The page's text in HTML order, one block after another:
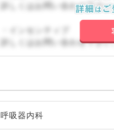
詳しくはお問い合わせ下さ
・インセンティブ
詳しくはお問い合わせ下さ
呼吸器内科